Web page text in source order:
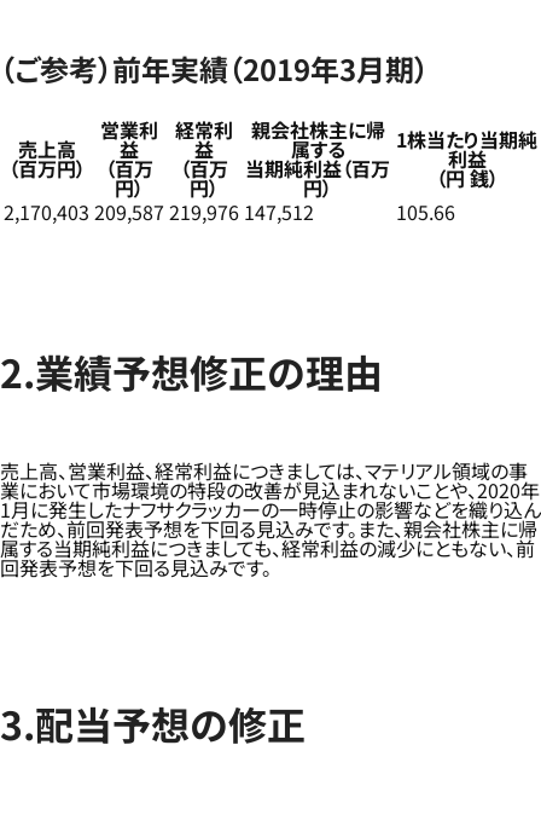
（ご参考）前年実績（2019年3月期）
売上高
（百万円）
営業利
益
（百万
円）
経常利
益
（百万
円）
親会社株主に帰
属する
当期純利益（百万
円）
1株当たり当期純
利益
（円 銭）
2,170,403 209,587 219,976 147,512 105.66
2.業績予想修正の理由
売上高、営業利益、経常利益につきましては、マテリアル領域の事
業において市場環境の特段の改善が見込まれないことや、2020年
1月に発生したナフサクラッカーの一時停止の影響などを織り込ん
だため、前回発表予想を下回る見込みです。また、親会社株主に帰
属する当期純利益につきましても、経常利益の減少にともない、前
回発表予想を下回る見込みです。
3.配当予想の修正